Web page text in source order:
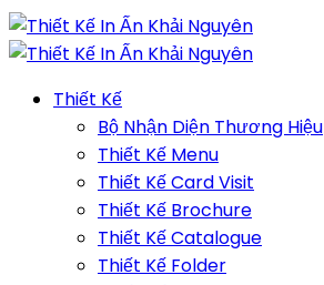
Thiết Kế
Bộ Nhận Diện Thương Hiệu
Thiết Kế Menu
Thiết Kế Card Visit
Thiết Kế Brochure
Thiết Kế Catalogue
Thiết Kế Folder